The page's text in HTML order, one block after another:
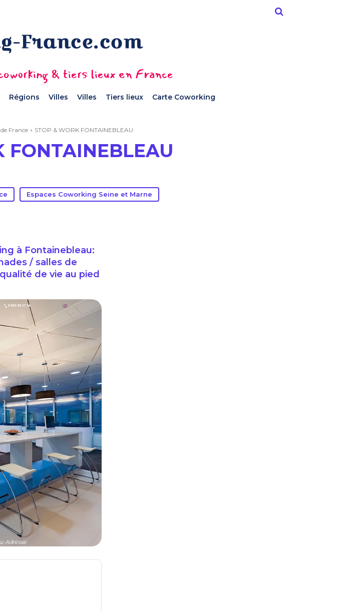
& tiers lieux en France
Régions Villes Villes Tiers lieux Carte Coworking
France STOP & WORK FONTAINEBLEAU
FONTAINEBLEAU
Espaces Coworking Seine et Marne
à Fontainebleau:
/ salles de
de vie au pied
Adresse